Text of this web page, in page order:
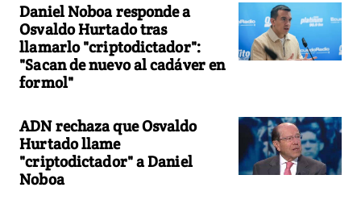
Daniel Noboa responde a
Osvaldo Hurtado tras
llamarlo "criptodictador":
"Sacan de nuevo al cadáver en
formol"
ADN rechaza que Osvaldo
Hurtado llame
"criptodictador" a Daniel
Noboa